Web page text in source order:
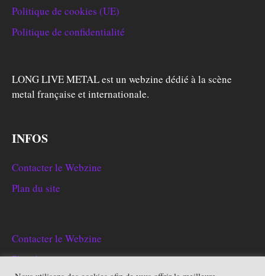
Politique de cookies (UE)
Politique de confidentialité
LONG LIVE METAL est un webzine dédié à la scène
metal française et internationale.
INFOS
Contacter le Webzine
Plan du site
Contacter le Webzine
Plan du site